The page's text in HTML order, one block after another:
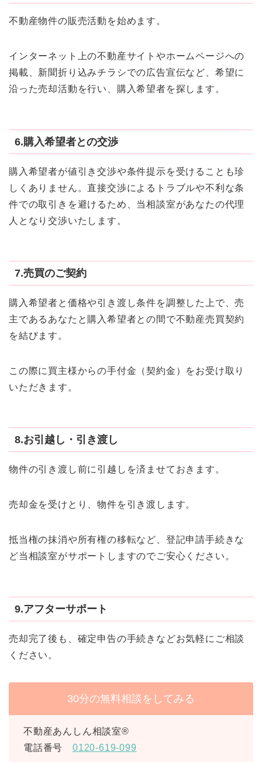
不動産物件の販売活動を始めます。
インターネット上の不動産サイトやホームページへの
掲載、新聞折り込みチラシでの広告宣伝など、希望に
沿った売却活動を行い、購入希望者を探します。
6.購入希望者との交渉
購入希望者が値引き交渉や条件提示を受けることも珍
しくありません。直接交渉によるトラブルや不利な条
件での取引きを避けるため、当相談室があなたの代理
人となり交渉いたします。
7.売買のご契約
購入希望者と価格や引き渡し条件を調整した上で、売
主であるあなたと購入希望者との間で不動産売買契約
を結びます。
この際に買主様からの手付金（契約金）をお受け取り
いただきます。
8.お引越し・引き渡し
物件の引き渡し前に引越しを済ませておきます。
売却金を受けとり、物件を引き渡します。
抵当権の抹消や所有権の移転など、登記申請手続きな
ど当相談室がサポートしますのでご安心ください。
9.アフターサポート
売却完了後も、確定申告の手続きなどお気軽にご相談
ください。
30分の無料相談をしてみる
不動産あんしん相談室®️
電話番号 0120-619-099